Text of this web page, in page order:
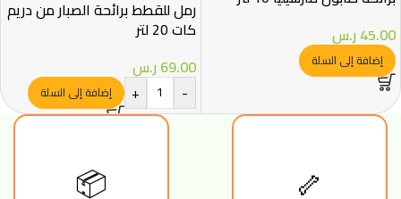
45.00ر.س
إضافة إلى السلة
رمل للقطط برائحة الصبار من دريم
كات 20 لتر
69.00ر.س
-
+ إضافة إلى السلة
🦴
📦